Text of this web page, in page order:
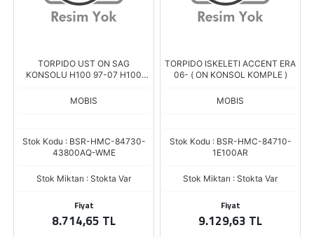
TORPIDO UST ON SAG
KONSOLU H100 97-07 H100
MOBIS
Stok Kodu : BSR-HMC-84730-
43800AQ-WME
Stok Miktarı : Stokta Var
Fiyat
8.714,65 TL
TORPIDO ISKELETI ACCENT ERA
06- ( ON KONSOL KOMPLE )
MOBIS
Stok Kodu : BSR-HMC-84710-
1E100AR
Stok Miktarı : Stokta Var
Fiyat
9.129,63 TL